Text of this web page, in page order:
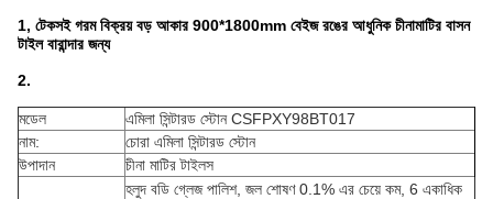
1, টেকসই গরম বিক্রয় বড় আকার 900*1800mm বেইজ রঙের আধুনিক চীনামাটির বাসন
টাইল বারান্দার জন্য
2.
মডেল
এমিলা সিন্টারড স্টোন CSFPXY98BT017
নাম:
চোরা এমিলা সিন্টারড স্টোন
উপাদান
চীনা মাটির টাইলস
হলুদ বডি গ্লেজ পালিশ, জল শোষণ 0.1% এর চেয়ে কম, 6 একাধিক